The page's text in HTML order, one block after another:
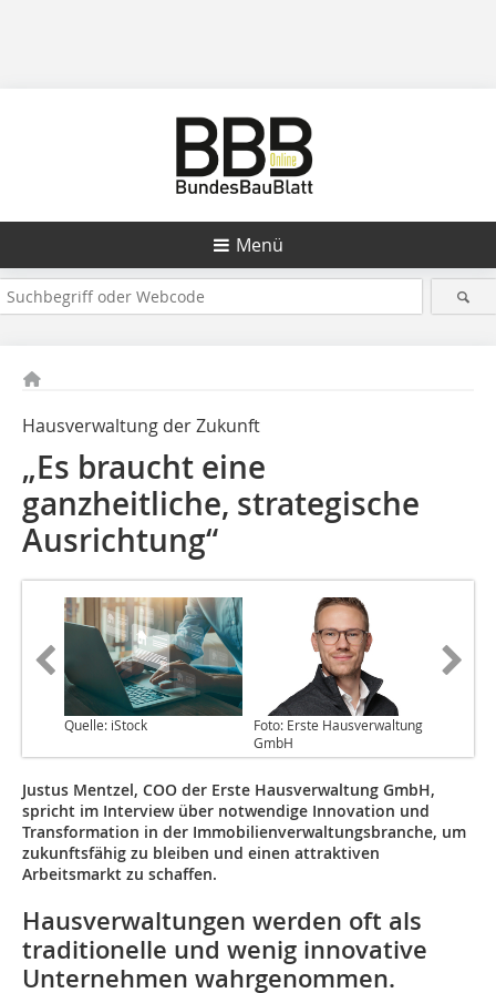
Menü
Hausverwaltung der Zukunft
„Es braucht eine
ganzheitliche, strategische
Ausrichtung“
Quelle: iStock
Foto: Erste Hausverwaltung
GmbH
Justus Mentzel, COO der Erste Hausverwaltung GmbH,
spricht im Interview über notwendige Innovation und
Transformation in der Immobilienverwaltungsbranche, um
zukunftsfähig zu bleiben und einen attraktiven
Arbeitsmarkt zu schaffen.
Hausverwaltungen werden oft als
traditionelle und wenig innovative
Unternehmen wahrgenommen.